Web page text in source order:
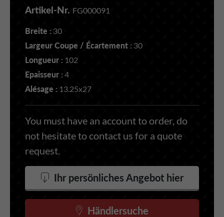
Artikel-Nr. FG000091
Breite : 30
Largeur Coupe / Écartement : 30
Longueur : 102
Epaisseur : 4
Alésage : 13.25x27
You must have an account to order, do
not hesitate to contact us for a quote
request.
Ihr persönliches Angebot hier
Händlersuche